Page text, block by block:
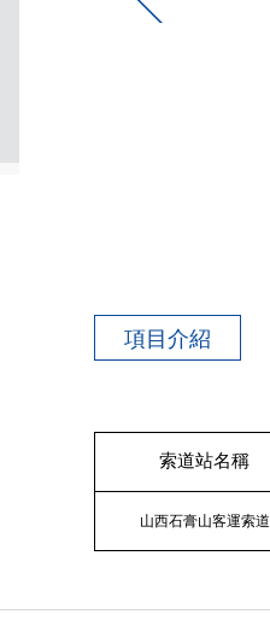
項目介紹
索道站名稱
山西石膏山客運索道